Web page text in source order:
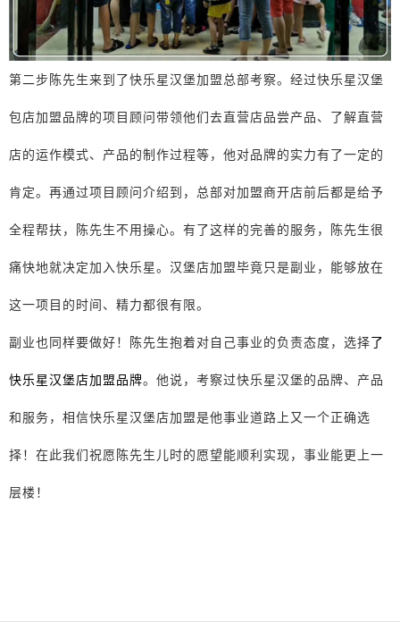
第二步陈先生来到了快乐星汉堡加盟总部考察。经过快乐星汉堡
包店加盟品牌的项目顾问带领他们去直营店品尝产品、了解直营
店的运作模式、产品的制作过程等，他对品牌的实力有了一定的
肯定。再通过项目顾问介绍到，总部对加盟商开店前后都是给予
全程帮扶，陈先生不用操心。有了这样的完善的服务，陈先生很
痛快地就决定加入快乐星。汉堡店加盟毕竟只是副业，能够放在
这一项目的时间、精力都很有限。
副业也同样要做好！陈先生抱着对自己事业的负责态度，选择了
快乐星汉堡店加盟品牌。他说，考察过快乐星汉堡的品牌、产品
和服务，相信快乐星汉堡店加盟是他事业道路上又一个正确选
择！在此我们祝愿陈先生儿时的愿望能顺利实现，事业能更上一
层楼！